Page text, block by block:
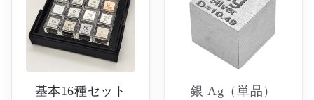
基本16種セット 銀 Ag（単品）